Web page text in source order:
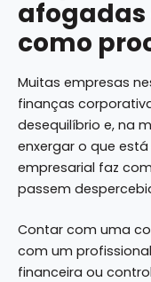
como
Muitas empresas
finanças
desequilíbrio e, na
enxergar o que
empresarial faz
passem
Contar com uma
com um
financeira ou